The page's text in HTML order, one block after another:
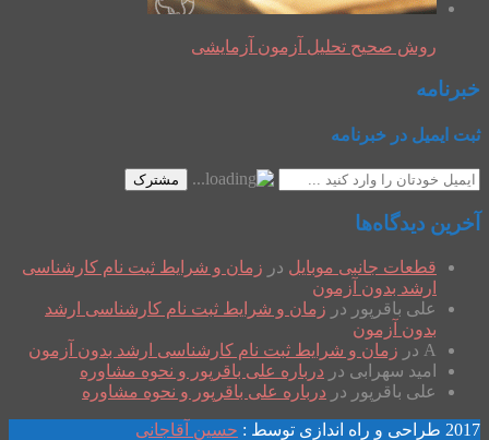
روش صحیح تحلیل آزمون آزمایشی
خبرنامه
ثبت ایمیل در خبرنامه
مشترک
آخرین دیدگاه‌ها
قطعات جانبی موبایل در زمان و شرایط ثبت نام کارشناسی
ارشد بدون آزمون
علی باقرپور در زمان و شرایط ثبت نام کارشناسی ارشد
بدون آزمون
A در زمان و شرایط ثبت نام کارشناسی ارشد بدون آزمون
امید سهرابی در درباره علی باقرپور و نحوه مشاوره
علی باقرپور در درباره علی باقرپور و نحوه مشاوره
2017 طراحی و راه اندازی توسط : حسین آقاجانی